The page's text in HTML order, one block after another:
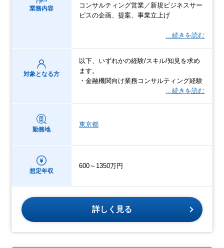
業務内容
コンサルティング営業／新規ビジネスサー
ビスの企画、提案、事業立上げ
…続きを読む
対象となる方
以下、いずれかの経験/スキル/知見を求め
ます。
・金融機関向け業務コンサルティング経験
…続きを読む
勤務地
東京都
想定年収
600～1350万円
詳しく見る